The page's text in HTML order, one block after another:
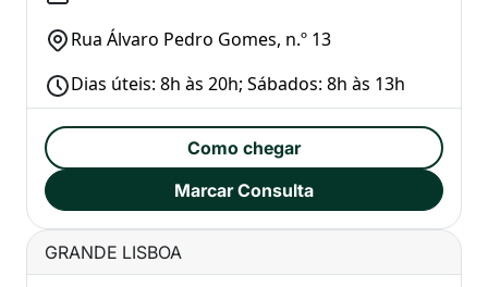
Rua Álvaro Pedro Gomes, n.º 13
Dias úteis: 8h às 20h; Sábados: 8h às 13h
Como chegar
Marcar Consulta
GRANDE LISBOA